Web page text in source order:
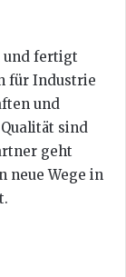
und fertigt
für Industrie
und
sind
geht
neue Wege in